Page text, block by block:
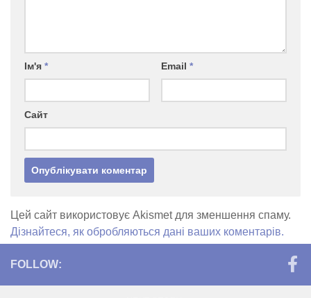
Ім'я * Email *
Сайт
Цей сайт використовує Akismet для зменшення спаму.
Дізнайтеся, як обробляються дані ваших коментарів.
FOLLOW: